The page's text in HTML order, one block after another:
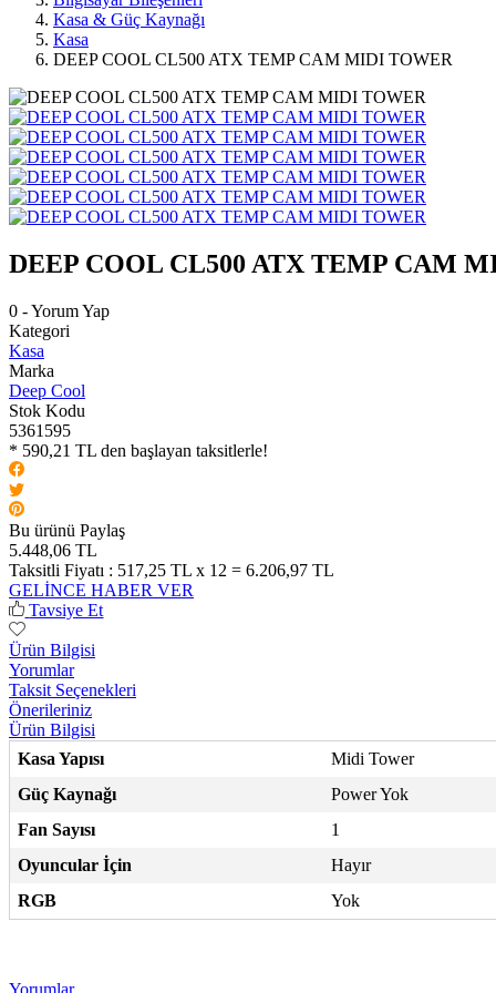
Kasa & Güç Kaynağı
Kasa
DEEP COOL CL500 ATX TEMP CAM MIDI TOWER
DEEP COOL CL500 ATX TEMP CAM
0 - Yorum Yap
Kategori
Kasa
Marka
Deep Cool
Stok Kodu
5361595
* 590,21 TL den başlayan taksitlerle!
Bu ürünü Paylaş
5.448,06 TL
Taksitli Fiyatı : 517,25 TL x 12 = 6.206,97 TL
GELİNCE HABER VER
Tavsiye Et
Ürün Bilgisi
Yorumlar
Taksit Seçenekleri
Önerileriniz
Ürün Bilgisi
Kasa Yapısı
Midi Tower
Güç Kaynağı
Power Yok
Fan Sayısı
1
Oyuncular İçin
Hayır
RGB
Yok
Yorumlar